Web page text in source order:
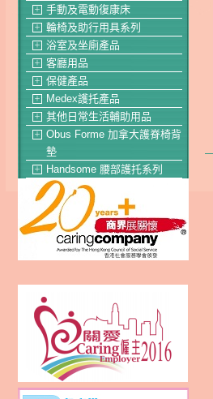
＋ 手動及電動復康床
＋ 輪椅及助行用具系列
＋ 浴室及坐廁產品
＋ 客廳用品
＋ 保健產品
＋ Medex護托產品
＋ 其他日常生活輔助用品
＋
Obus Forme 加拿大護脊椅背
墊
＋ Handsome 腰部護托系列